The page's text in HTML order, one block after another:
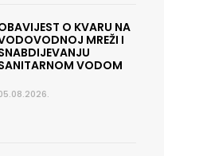
O KVARU NA
MREŽI I
VODOM